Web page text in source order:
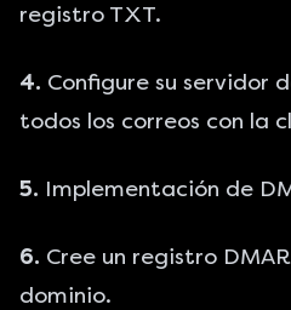
registro TXT.
4. Configure su servidor
todos los correos con la
5. Implementación de
6. Cree un registro
dominio.